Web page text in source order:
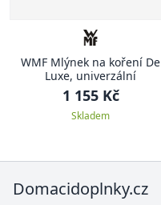
WMF Mlýnek na koření De
Luxe, univerzální
1 155 Kč
Skladem
Domacidoplnky.cz